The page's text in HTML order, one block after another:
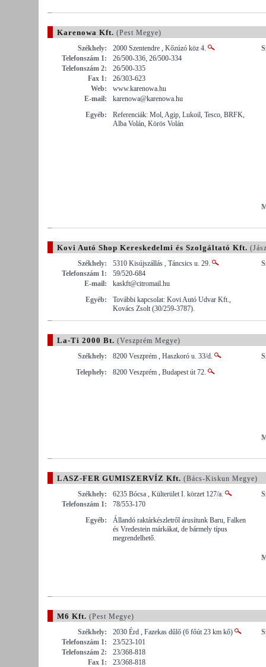
Karenowa Kft. (Pest Megye)
Székhely:
2000 Szentendre , Kőzúzó köz 4.
Telefonszám 1:
26/500-336, 26/500-334
Telefonszám 2:
26/500-335
Fax 1:
26/303-623
Web:
www.karenowa.hu
E-mail:
karenowa@karenowa.hu
Egyéb:
Referenciák: Mol, Agip, Lukoil, Tesco, BRFK,
Alba Volán, Körös Volán
Kovi Autó Shop Kereskedelmi és Szolgáltató Kft.
Székhely:
5310 Kisújszállás , Táncsics u. 29.
Telefonszám 1:
59/520-684
E-mail:
kaskft@citromail.hu
Egyéb:
További kapcsolat: Kovi Autó Udvar Kft.,
Kovács Zsolt (30/259-3787).
La-Ti 2000 Bt. (Veszprém Megye)
Székhely:
8200 Veszprém , Haszkoró u. 33/d.
Telephely:
8200 Veszprém , Budapest út 72.
LASZ-FER GUMISZERVÍZ Kft. (Bács-Kiskun Megye)
Székhely:
6235 Bócsa , Külterület I. körzet 127/a.
Telefonszám 1:
78/553-170
Egyéb:
Állandó raktárkészletről árusítunk Baru, Falken
és Vredestein márkákat, de bármely típus
megrendelhető.
M6 Kft. (Pest Megye)
Székhely:
2030 Érd , Fazekas dűlő (6 főút 23 km kő)
Telefonszám 1:
23/523-101
Telefonszám 2:
23/368-818
Fax 1:
23/368-818